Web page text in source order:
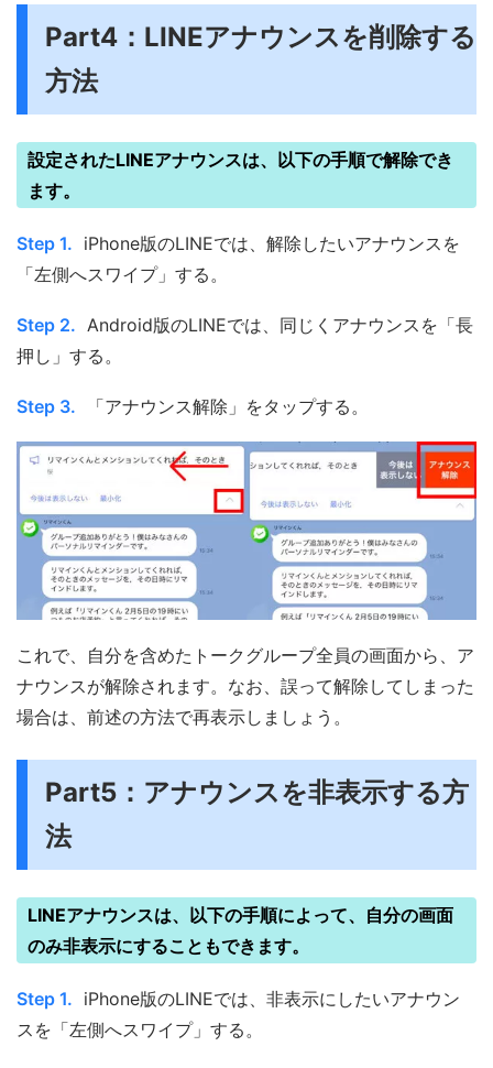
Part4：LINEアナウンスを削除する
方法
設定されたLINEアナウンスは、以下の手順で解除でき
ます。
Step 1. iPhone版のLINEでは、解除したいアナウンスを
「左側へスワイプ」する。
Step 2. Android版のLINEでは、同じくアナウンスを「長
押し」する。
Step 3. 「アナウンス解除」をタップする。
これで、自分を含めたトークグループ全員の画面から、ア
ナウンスが解除されます。なお、誤って解除してしまった
場合は、前述の方法で再表示しましょう。
Part5：アナウンスを非表示する方
法
LINEアナウンスは、以下の手順によって、自分の画面
のみ非表示にすることもできます。
Step 1. iPhone版のLINEでは、非表示にしたいアナウン
スを「左側へスワイプ」する。